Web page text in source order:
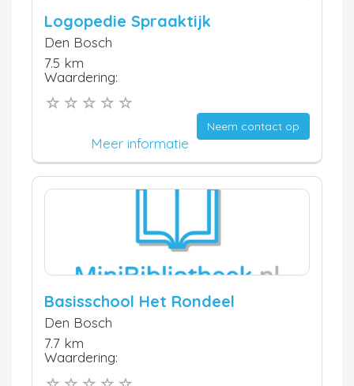
Logopedie Spraaktijk
Den Bosch
7.5 km
Waardering:
Neem contact op
Meer informatie
Basisschool Het Rondeel
Den Bosch
7.7 km
Waardering: